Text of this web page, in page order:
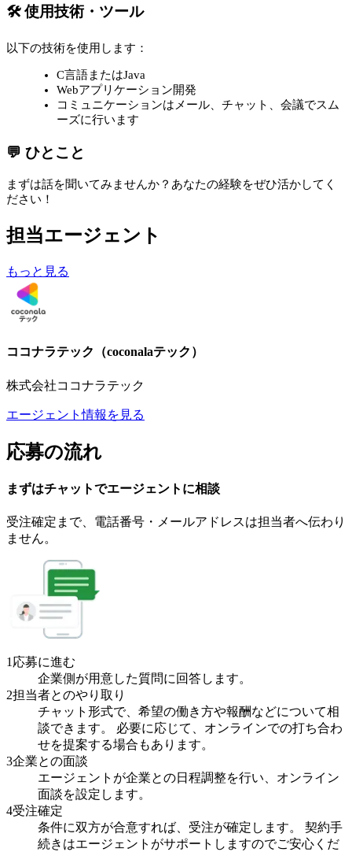
🛠 使用技術・ツール
以下の技術を使用します：
C言語またはJava
Webアプリケーション開発
コミュニケーションはメール、チャット、会議でスム
ーズに行います
💬 ひとこと
まずは話を聞いてみませんか？あなたの経験をぜひ活かしてく
ださい！
担当エージェント
もっと見る
ココナラテック（coconalaテック）
株式会社ココナラテック
エージェント情報を見る
応募の流れ
まずはチャットでエージェント に相談
受注確定まで、 電話番号・メールアドレスは担当者へ伝わり
ません。
1 応募に進む
企業側が用意した質問に回答します。
2担当者とのやり取り
チャット形式で、希望の働き方や報酬などについて相
談できます。 必要に応じて、オンラインでの打ち合わ
せを提案する場合もあります。
3企業との面談
エージェントが企業との日程調整を行い、オンライン
面談を設定します。
4受注確定
条件に双方が合意すれば、受注が確定します。 契約手
続きはエージェントがサポートしますのでご安心くだ